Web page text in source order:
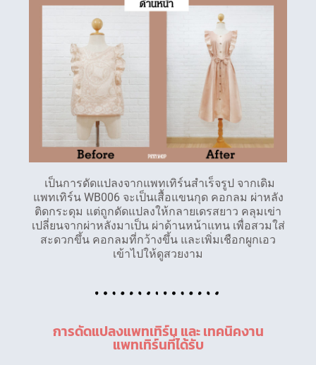
เป็นการดัดแปลงจากแพทเทิร์นสำเร็จรูป จากเดิม
แพทเทิร์น WB006 จะเป็นเสื้อแขนกุด คอกลม ผ่าหลัง
ติดกระดุม แต่ถูกดัดแปลงให้กลายเดรสยาว คลุมเข่า
เปลี่ยนจากผ่าหลังมาเป็น ผ่าด้านหน้าแทน เพื่อสวมใส่
สะดวกขึ้น คอกลมที่กว้างขึ้น และเพิ่มเชือกผูกเอว
เข้าไปให้ดูสวยงาม
การดัดแปลงแพทเทิร์น และ เทคนิคงาน
แพทเทิร์นที่ได้รับ